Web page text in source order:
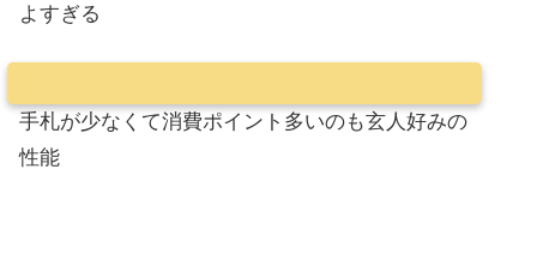
よすぎる
手札が少なくて消費ポイント多いのも玄人好みの
性能